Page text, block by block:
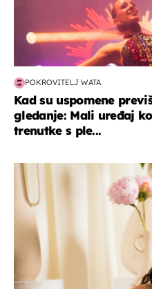
POKROVITELJ WATA
Kad su uspomene
gledanje: Mali uređaj
trenutke s ple...
moda & ljepota